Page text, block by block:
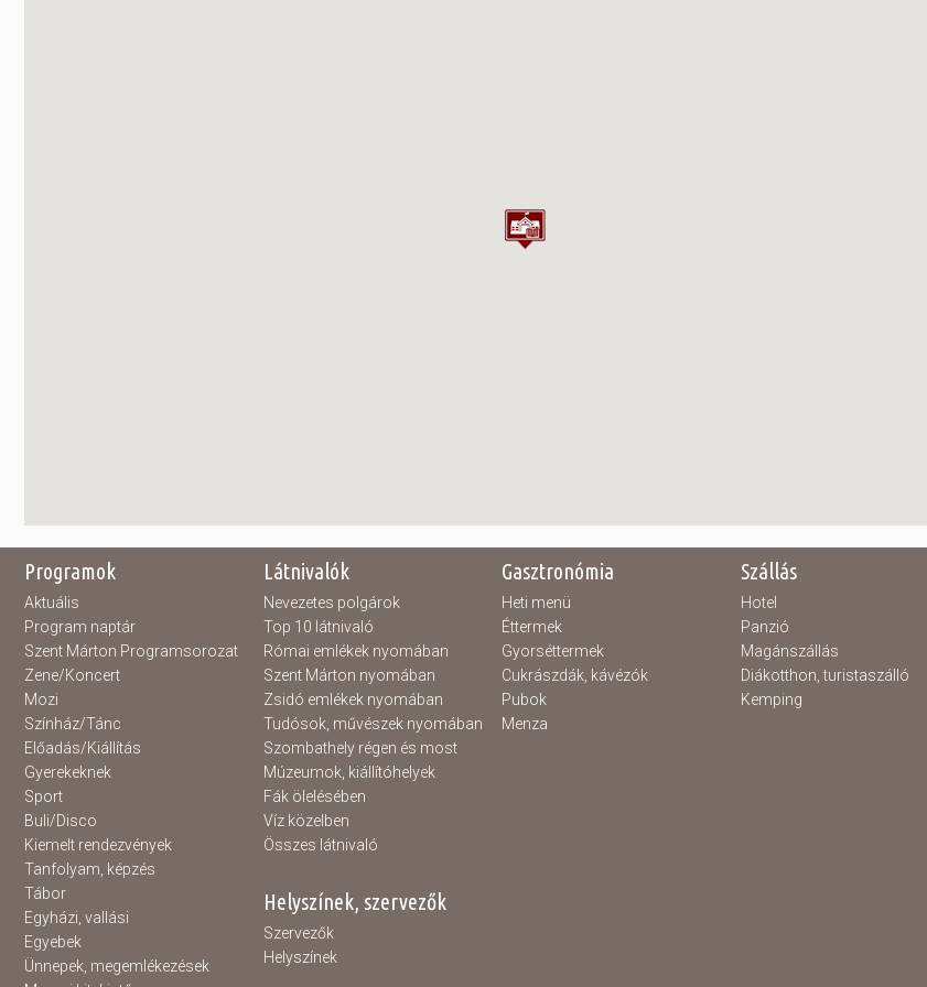
Programok
Aktuális
Program naptár
Szent Márton Programsorozat
Zene/Koncert
Mozi
Színház/Tánc
Előadás/Kiállítás
Gyerekeknek
Sport
Buli/Disco
Kiemelt rendezvények
Tanfolyam, képzés
Tábor
Egyházi, vallási
Egyebek
Ünnepek, megemlékezések
Látnivalók
Nevezetes polgárok
Top 10 látnivaló
Római emlékek nyomában
Szent Márton nyomában
Zsidó emlékek nyomában
Tudósok, művészek nyomában
Szombathely régen és most
Múzeumok, kiállítóhelyek
Fák ölelésében
Víz közelben
Összes látnivaló
Gasztronómia
Heti menü
Éttermek
Gyorséttermek
Cukrászdák, kávézók
Pubok
Menza
Szállás
Hotel
Panzió
Magánszállás
Diákotthon, turistaszálló
Kemping
Helyszínek, szervezők
Szervezők
Helyszínek